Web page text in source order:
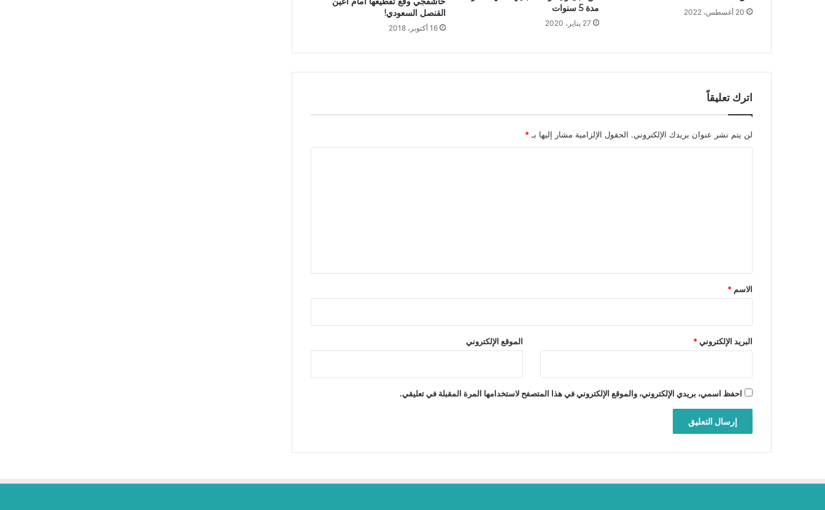
20 أغسطس، 2022
مدة 5 سنوات
27 يناير، 2020
القنصل السعودي!
16 أكتوبر، 2018
اترك تعليقاً
لن يتم نشر عنوان بريدك الإلكتروني. الحقول الإلزامية مشار إليها بـ *
*
الاسم *
البريد الإلكتروني* الموقع الإلكتروني
احفظ اسمي، بريدي الإلكتروني، والموقع الإلكتروني في هذا المتصفح لاستخدامها المرة المقبلة في تعليقي.